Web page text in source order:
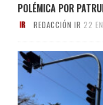
POLÉMICA POR
REDACCIÓN IR 22